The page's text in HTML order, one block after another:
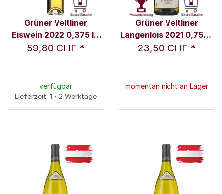
Grüner Veltliner
Eiswein 2022 0,375 l -
Weingut Schloss
59,80 CHF *
verfügbar
Lieferzeit: 1 - 2 Werktage
Grüner Veltliner
Langenlois 2021 0,75 l -
Weingut Schloss
23,50 CHF *
momentan nicht an Lager